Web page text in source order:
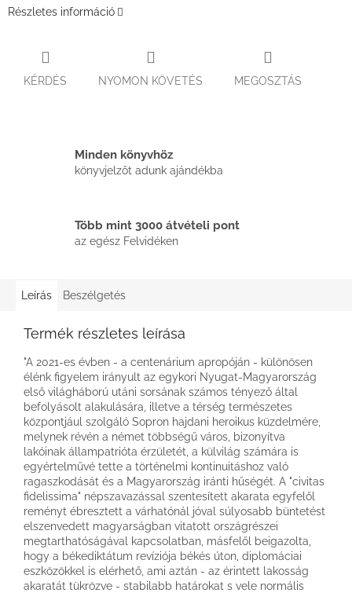
Részletes információ
KÉRDÉS NYOMON KÖVETÉS MEGOSZTÁS
Minden könyvhöz
könyvjelzőt adunk ajándékba
Több mint 3000 átvételi pont
az egész Felvidéken
Leírás Beszélgetés
Termék részletes leírása
"A 2021-es évben - a centenárium apropóján - különösen
élénk figyelem irányult az egykori Nyugat-Magyarország
első világháború utáni sorsának számos tényező által
befolyásolt alakulására, illetve a térség természetes
központjául szolgáló Sopron hajdani heroikus küzdelmére,
melynek révén a német többségű város, bizonyítva
lakóinak állampatrióta érzületét, a külvilág számára is
egyértelművé tette a történelmi kontinuitáshoz való
ragaszkodását és a Magyarország iránti hűségét. A "civitas
fidelissima" népszavazással szentesített akarata egyfelől
reményt ébresztett a várhatónál jóval súlyosabb büntetést
elszenvedett magyarságban vitatott országrészei
megtarthatóságával kapcsolatban, másfelől beigazolta,
hogy a békediktátum revíziója békés úton, diplomáciai
eszközökkel is elérhető, ami aztán - az érintett lakosság
akaratát tükrözve - stabilabb határokat s vele normális